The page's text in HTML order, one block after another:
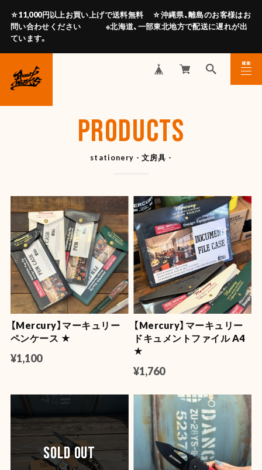
☆11,000円以上お買い上げで送料無料 ☆沖縄県、離島のお客様はお
問い合わせください ※北海道、一部東北地方で配送に遅れが出
ています。
MENU
CLOSE
PRODUCTS
stationery - 文房具 -
【Mercury】マーキュリー
ペンケース ★
¥1,100
【Mercury】マーキュリー
ドキュメントファイル A4
★
¥1,760
SOLD OUT